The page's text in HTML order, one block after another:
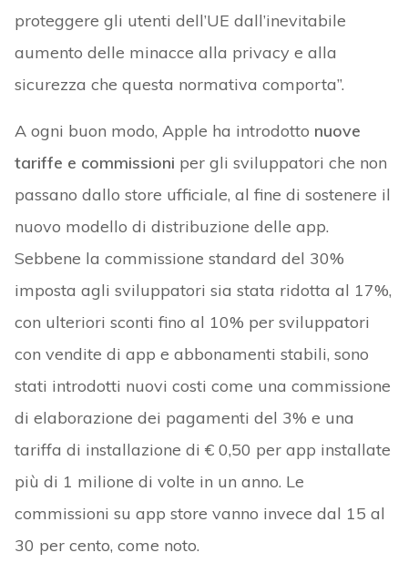
proteggere gli utenti dell’UE dall’inevitabile
aumento delle minacce alla privacy e alla
sicurezza che questa normativa comporta”.
A ogni buon modo, Apple ha introdotto nuove
tariffe e commissioni per gli sviluppatori che non
passano dallo store ufficiale, al fine di sostenere il
nuovo modello di distribuzione delle app.
Sebbene la commissione standard del 30%
imposta agli sviluppatori sia stata ridotta al 17%,
con ulteriori sconti fino al 10% per sviluppatori
con vendite di app e abbonamenti stabili, sono
stati introdotti nuovi costi come una commissione
di elaborazione dei pagamenti del 3% e una
tariffa di installazione di € 0,50 per app installate
più di 1 milione di volte in un anno. Le
commissioni su app store vanno invece dal 15 al
30 per cento, come noto.